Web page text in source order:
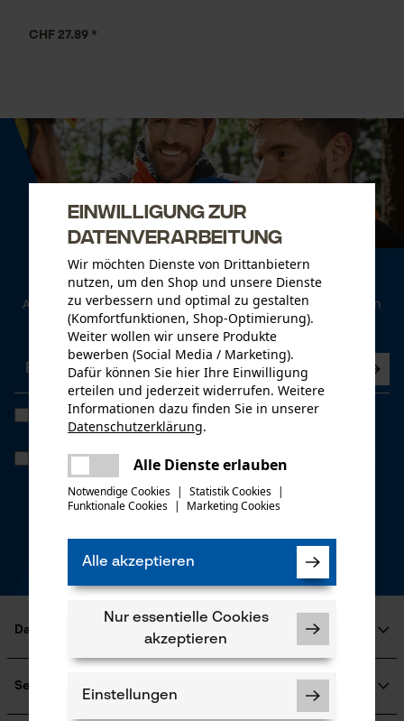
CHF 27.89 *
Newsletter
Abonnieren Sie den kostenlosen Newsletter und verpassen
Sie keine Neuigkeiten mehr.
Ich habe dieDatenschutzbestimmungengelesen und bin
einverstanden. *
Wenn Sie dem personenbezogenen Tracking einwilligen, können wir
Ihnen individuelle Angebote in unserem Newsletter bieten. Ihre
Daten werden nicht an Dritte weitergegeben. Sie können die
Einwilligung jederzeit mit einem Klick widerrufen, in jedem
Newsletter befindet sich hierzu ganz unten ein Link.
*** Einlösbar ab einem Warenwert von CHF 100,-
Das ist KOX
Soziales Engagement
Services
Einwilligung zur
Datenverarbeitung
Wir möchten Dienste von Drittanbietern
nutzen, um den Shop und unsere Dienste
zu verbessern und optimal zu gestalten
(Komfortfunktionen, Shop-Optimierung).
Weiter wollen wir unsere Produkte
bewerben (Social Media / Marketing).
Dafür können Sie hier Ihre Einwilligung
erteilen und jederzeit widerrufen. Weitere
Informationen dazu finden Sie in unserer
Datenschutzerklärung.
Alle Dienste erlauben
Notwendige Cookies | Statistik Cookies |
Funktionale Cookies | Marketing Cookies
Alle akzeptieren
Nur essentielle Cookies
akzeptieren
Einstellungen
Es ist ein Fehler aufgetreten. Bitte
versuchen Sie es erneut.
mail